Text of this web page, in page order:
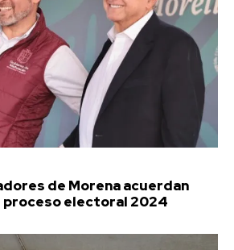
de Morena acuerdan
proceso electoral 2024